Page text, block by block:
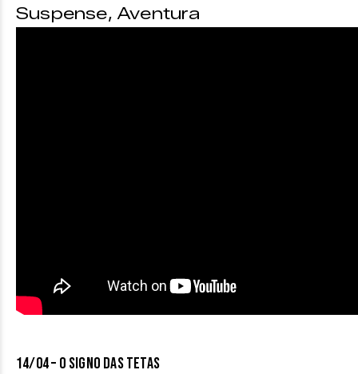
Suspense, Aventura
14/04 – O SIGNO DAS TETAS